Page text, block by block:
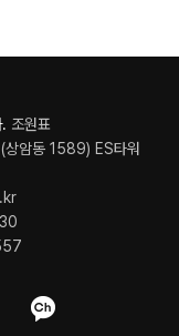
조원표
암동 1589) ES타워